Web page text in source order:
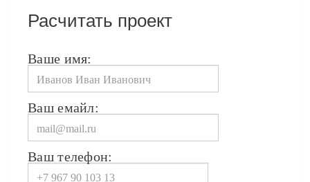
Расчитать проект
Ваше имя:
Ваш емайл:
Ваш телефон: